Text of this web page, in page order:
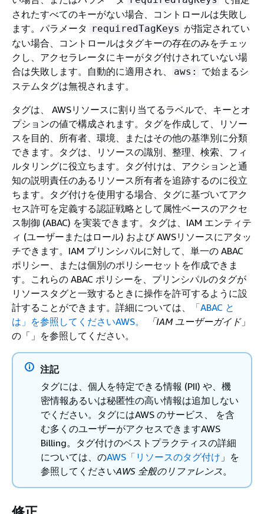
されたすべてのキーがない場合、コントロールは失敗し
ます。パラメータ requiredTagKeys が指定されてい
ない場合、コントロールはタグキーの存在のみをチェッ
クし、アクセラレータにキーがタグ付けされていない場
合は失敗します。自動的に適用され、
aws:
で始まるシ
ステムタグは無視されます。
タグは、 AWSリソースに割り当てるラベルで、キーとオ
プションの値で構成されます。タグを作成して、リソー
スを目的、所有者、環境、またはその他の基準別に分類
できます。タグは、リソースの識別、整理、検索、フィ
ルタリングに役立ちます。タグ付けは、アクションと通
知の説明責任のあるリソース所有者を追跡するのに役立
ちます。タグ付けを使用する場合、タグに基づいてアク
セス許可を定義する認証戦略として属性ベースのアクセ
ス制御 (ABAC) を実装できます。タグは、IAM エンティテ
ィ (ユーザーまたはロール) および AWSリソースにアタッ
チできます。IAM プリンシパルに対して、単一の ABAC
ポリシー、または個別のポリシーセットを作成できま
す。これらの ABAC ポリシーを、プリンシパルのタグが
リソースタグと一致するときに操作を許可するように設
計することができます。詳細については、
「ABAC と
は」を参照してくださいAWS。
「IAM ユーザーガイド」
の「」を参照してください。
注記
タグには、個人を特定できる情報 (PII) や、機
密情報あるいは秘匿性の高い情報は追加しない
でください。タグにはAWS のサービス、 を含
む多くのユーザーがアクセスできますAWS
Billing。タグ付けのベストプラクティスの詳細
については、のAWS「リソースのタグ付け 」を
参照してくださいAWS 全般のリファレンス。